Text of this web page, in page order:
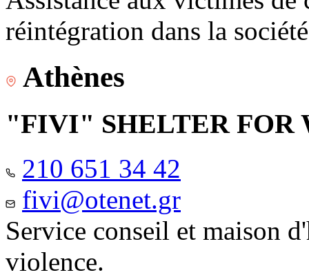
réintégration dans la
Athènes
"FIVI" SHELTER FOR
210 651 34 42
fivi@otenet.gr
Service conseil et maison
violence.